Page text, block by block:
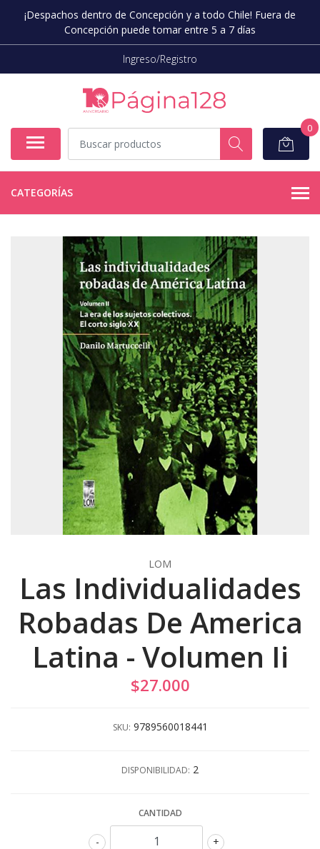
¡Despachos dentro de Concepción y a todo Chile! Fuera de
Concepción puede tomar entre 5 a 7 días
Ingreso/Registro
0
CATEGORÍAS
LOM
Las Individualidades
Robadas De America
Latina - Volumen Ii
$27.000
SKU: 9789560018441
DISPONIBILIDAD: 2
CANTIDAD
+
-